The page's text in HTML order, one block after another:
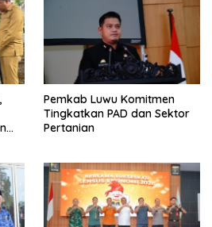
Pemkab Luwu Komitmen
Tingkatkan PAD dan Sektor
Pertanian